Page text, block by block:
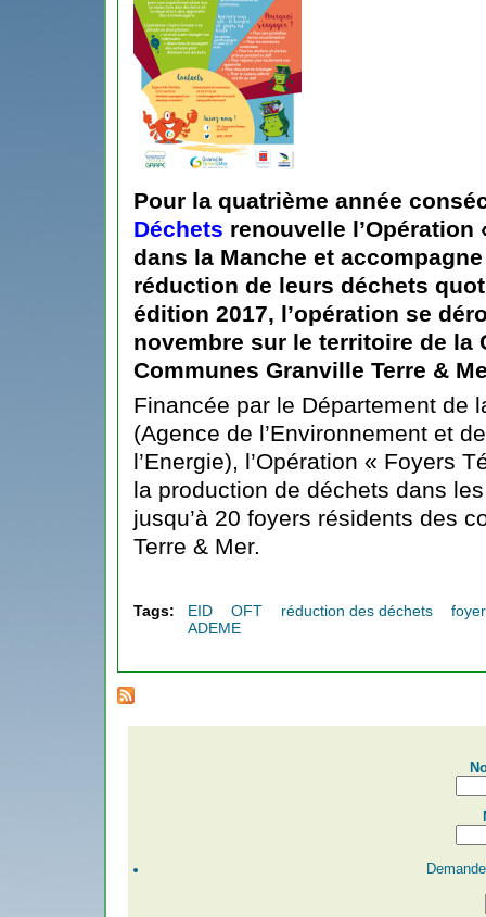
Pour la quatrième année
Déchets renouvelle l’Opération
dans la Manche et
réduction de leurs déchets
édition 2017, l’opération se
novembre sur le territoire de la
Communes Granville Terre &
Financée par le Département de
(Agence de l’Environnement et
l’Energie), l’Opération « Foyers
la production de déchets dans
jusqu’à 20 foyers résidents des
Terre & Mer.
Tags: EID OFT réduction des déchets
ADEME